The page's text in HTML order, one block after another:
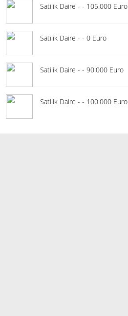
Satilik Daire - - 105.000 Euro
Satilik Daire - - 0 Euro
Satilik Daire - - 90.000 Euro
Satilik Daire - - 100.000 Euro